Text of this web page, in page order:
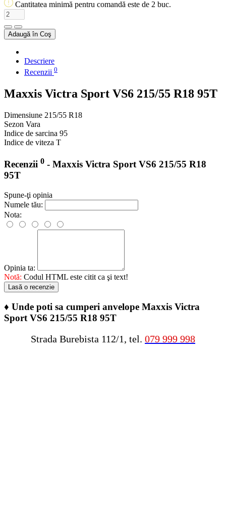
Cantitatea minimă pentru comandă este de 2 buc.
Adaugă în Coş
Descriere
Recenzii 0
Maxxis Victra Sport VS6 215/55 R18 95T
Dimensiune 215/55 R18
Sezon Vara
Indice de sarcina 95
Indice de viteza T
Recenzii 0 - Maxxis Victra Sport VS6 215/55 R18
95T
Spune-ţi opinia
Numele tău:
Nota:
Opinia ta:
Notă: Codul HTML este citit ca şi text!
Lasă o recenzie
♦ Unde poti sa cumperi anvelope Maxxis Victra
Sport VS6 215/55 R18 95T
Strada Burebista 112/1, tel. 079 999 998